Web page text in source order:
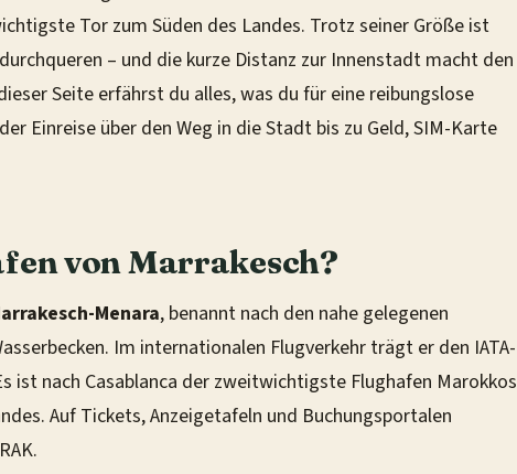
Tor zum Süden des Landes. Trotz seiner Größe ist
– und die kurze Distanz zur Innenstadt macht den
Seite erfährst du alles, was du für eine reibungslose
Einreise über den Weg in die Stadt bis zu Geld, SIM-Karte
von Marrakesch?
Menara, benannt nach den nahe gelegenen
Im internationalen Flugverkehr trägt er den IATA-
ist nach Casablanca der zweitwichtigste Flughafen Marokkos
Auf Tickets, Anzeigetafeln und Buchungsportalen